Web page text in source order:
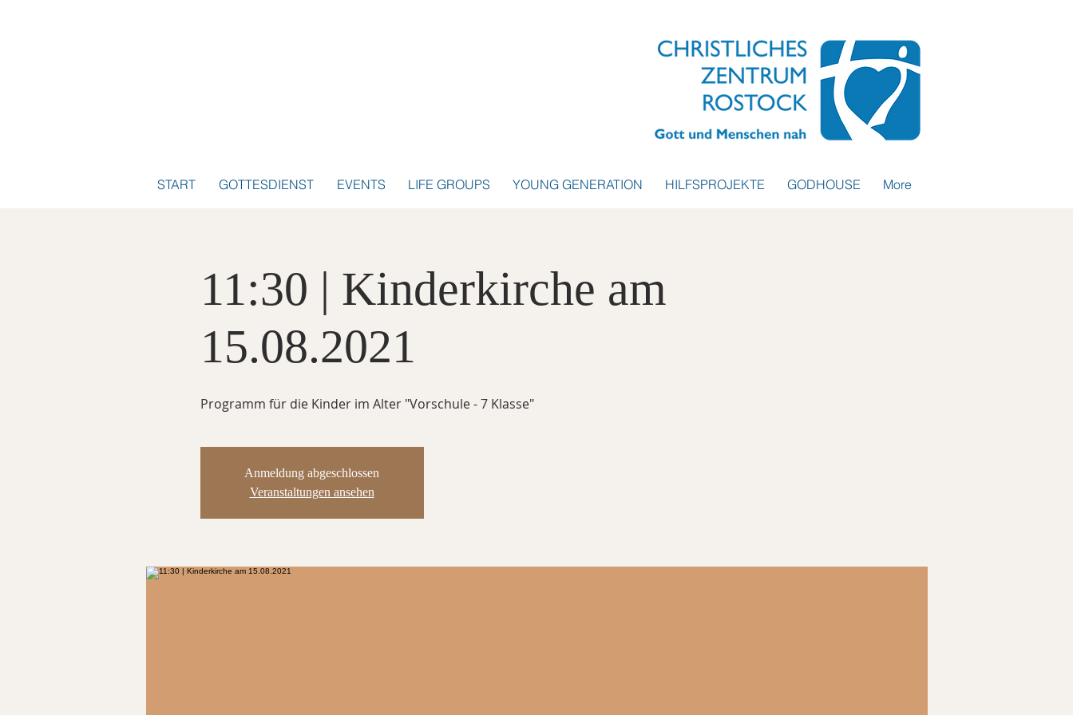
START GOTTESDIENST EVENTS LIFE GROUPS YOUNG GENERATION HILFSPROJEKTE GODHOUSE More
11:30 | Kinderkirche am
15.08.2021
Programm für die Kinder im Alter "Vorschule - 7 Klasse"
Anmeldung abgeschlossen
Veranstaltungen ansehen